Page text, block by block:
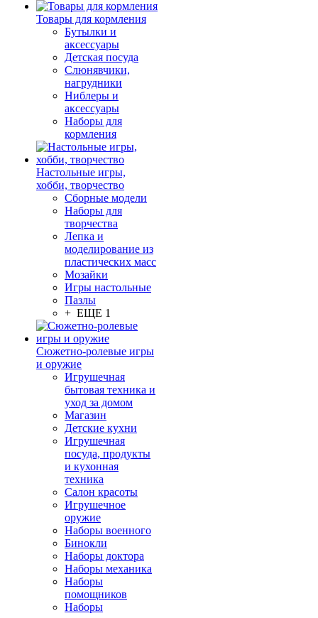
Товары для кормления
Бутылки и
аксессуары
Детская посуда
Слюнявчики,
нагрудники
Ниблеры и
аксессуары
Наборы для
кормления
Настольные игры,
хобби, творчество
Сборные модели
Наборы для
творчества
Лепка и
моделирование из
пластических масс
Мозайки
Игры настольные
Пазлы
+ ЕЩЕ 1
Сюжетно-ролевые игры
и оружие
Игрушечная
бытовая техника и
уход за домом
Магазин
Детские кухни
Игрушечная
посуда, продукты
и кухонная
техника
Салон красоты
Игрушечное
оружие
Наборы военного
Бинокли
Наборы доктора
Наборы механика
Наборы
помощников
Наборы